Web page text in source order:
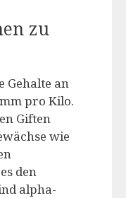
zu
Gehalte an
pro Kilo.
Giften
wie
den
alpha-